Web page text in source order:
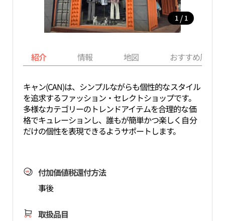
1 / 1
紹介 情報 地図 おすすめ周辺
キャン(CAN)は、シンプルながらも個性的なスタイル
を追求するファッション・セレクトショップです。
多様なカテゴリーのトレンドアイテムを合理的な価
格でキュレーションし、誰もが簡単かつ楽しく自分
だけの個性を表現できるようサポートします。
付加価値税還付方法
事後
取扱品目